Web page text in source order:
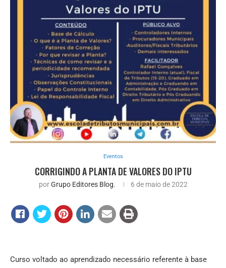
Eventos
CORRIGINDO A PLANTA DE VALORES DO IPTU
porGrupo Editores Blog. 6 de maio de 2022
Curso voltado ao aprendizado necessário referente à base